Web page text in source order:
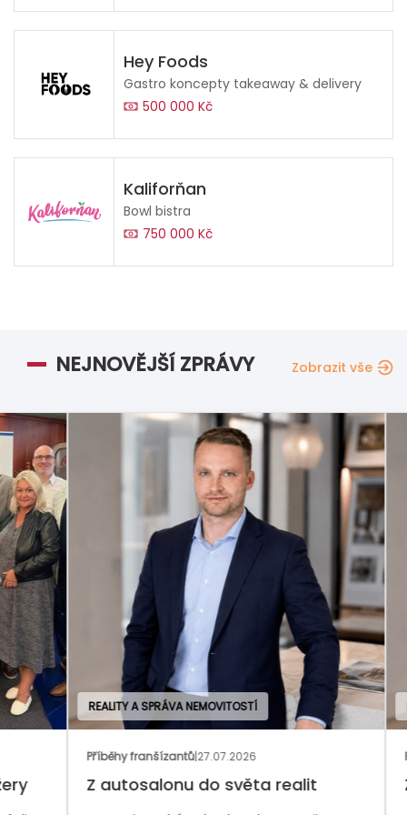
Hey Foods
Gastro koncepty takeaway & delivery
500 000 Kč
Kaliforňan
Bowl bistra
750 000 Kč
NEJNOVĚJŠÍ ZPRÁVY Zobrazit vše
OBCHODNÍ A PORADENSKÉ SLUŽBY
Z domova|20.07.2026
Franšíza pro zkušené manažery